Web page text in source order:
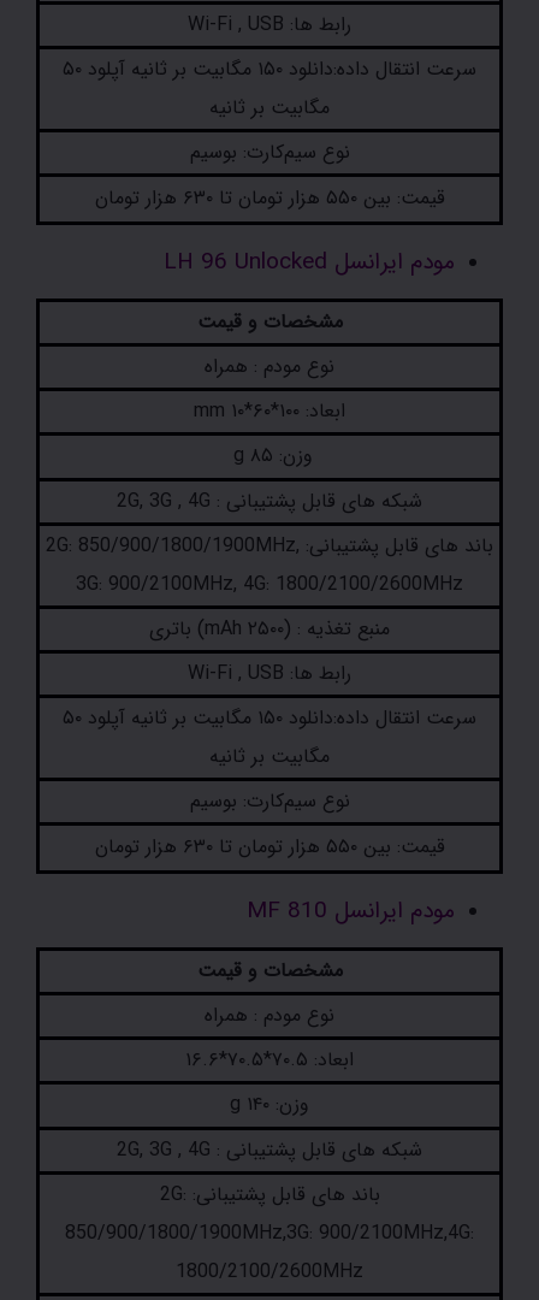
رابط ها: Wi-Fi , USB
سرعت انتقال داده:دانلود ۱۵۰ مگابیت بر ثانیه آپلود ۵۰
مگابیت بر ثانیه
نوع سیم‌کارت: بوسیم
قیمت: بین ۵۵۰ هزار تومان تا ۶۳۰ هزار تومان
مودم ایرانسل LH 96 Unlocked
مشخصات و قیمت
نوع مودم : همراه
ابعاد: ۱۰۰*۶۰*۱۰ mm
وزن: ۸۵ g
شبکه های قابل پشتیبانی : 2G, 3G , 4G
باند های قابل پشتیبانی: 2G: 850/900/1800/1900MHz,
3G: 900/2100MHz, 4G: 1800/2100/2600MHz
منبع تغذیه : (۲۵۰۰ mAh) باتری
رابط ها: Wi-Fi , USB
سرعت انتقال داده:دانلود ۱۵۰ مگابیت بر ثانیه آپلود ۵۰
مگابیت بر ثانیه
نوع سیم‌کارت: بوسیم
قیمت: بین ۵۵۰ هزار تومان تا ۶۳۰ هزار تومان
مودم ایرانسل MF 810
مشخصات و قیمت
نوع مودم : همراه
ابعاد: ۷۰.۵*۷۰.۵*۱۶.۶
وزن: ۱۴۰ g
شبکه های قابل پشتیبانی : 2G, 3G , 4G
باند های قابل پشتیبانی: 2G:
850/900/1800/1900MHz,3G: 900/2100MHz,4G:
1800/2100/2600MHz